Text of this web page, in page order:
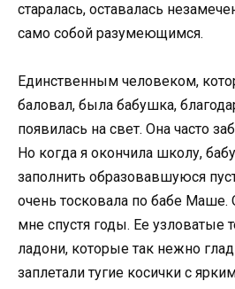
старалась, оставалась
само собой разумеющимся.
Единственным человеком,
баловал, была бабушка,
появилась на свет. Она часто
Но когда я окончила школу,
заполнить образовавшуюся
очень тосковала по бабе Маше.
мне спустя годы. Ее
ладони, которые так нежно
заплетали тугие косички с